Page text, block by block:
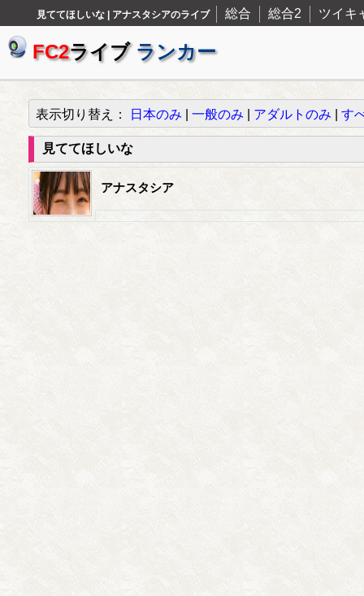
見ててほしいな | アナスタシアのライブ 総合 総合2 ツイキ
FC2ライブ ランカー
表示切り替え： 日本のみ 一般のみ アダルトのみ す
見ててほしいな
アナスタシア